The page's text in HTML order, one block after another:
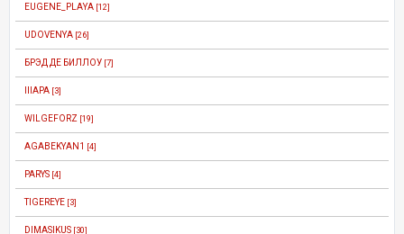
EUGENE_PLAYA [12]
UDOVENYA [26]
БРЭД ДЕ БИЛЛОУ [7]
IIIAPA [3]
WILGEFORZ [19]
AGABEKYAN1 [4]
PARYS [4]
TIGEREYE [3]
DIMASIKUS [30]